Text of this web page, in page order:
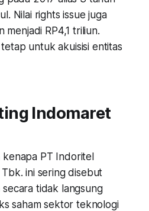
Nilai rights issue juga
menjadi RP4,1 triliun.
untuk akuisisi entitas
Indomaret
kenapa PT Indoritel
ini sering disebut
tidak langsung
saham sektor teknologi